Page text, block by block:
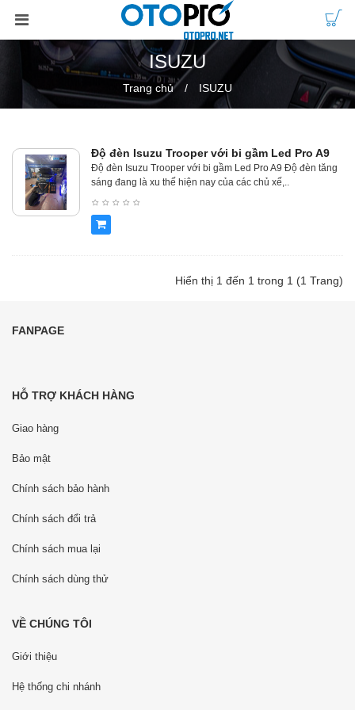
ISUZU
Trang chủ ISUZU
Độ đèn Isuzu Trooper với bi gầm Led Pro A9
Độ đèn Isuzu Trooper với bi gầm Led Pro A9 Độ đèn tăng
sáng đang là xu thế hiện nay của các chủ xế,..
Hiển thị 1 đến 1 trong 1 (1 Trang)
FANPAGE
HỖ TRỢ KHÁCH HÀNG
Giao hàng
Bảo mật
Chính sách bảo hành
Chính sách đổi trả
Chính sách mua lại
Chính sách dùng thử
VỀ CHÚNG TÔI
Giới thiệu
Hệ thống chi nhánh